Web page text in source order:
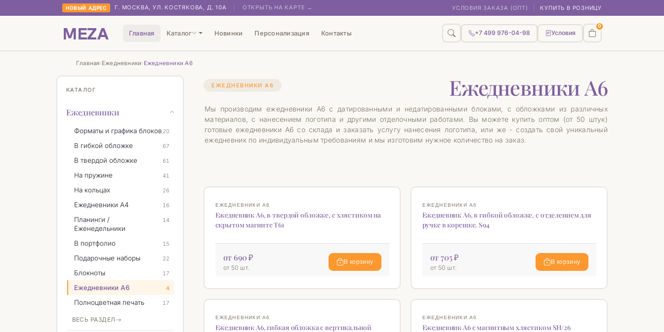
НОВЫЙ АДРЕС Г. МОСКВА, УЛ. КОСТЯКОВА, Д. 10А ОТКРЫТЬ НА КАРТЕ → УСЛОВИЯ ЗАКАЗА (ОПТ) КУПИТЬ В РОЗНИЦУ
MEZA Главная Каталог Новинки Персонализация Контакты +7 499 976-04-98 Условия
0
Главная›Ежедневники› Ежедневники А6
КАТАЛОГ
Ежедневники
Форматы и графика блоков 20
В гибкой обложке 67
В твердой обложке 61
На пружине 41
На кольцах 26
Ежедневники А4 16
Планинги /
Еженедельники
14
В портфолио 15
Подарочные наборы 22
Блокноты 17
Ежедневники А6 4
Полноцветная печать 17
ВЕСЬ РАЗДЕЛ
ЕЖЕДНЕВНИКИ А6 Ежедневники А6
Мы производим ежедневники А6 с датированными и недатированными блоками, с обложками из различных
материалов, с нанесением логотипа и другими отделочными работами. Вы можете купить оптом (от 50 штук)
готовые ежедневники А6 со склада и заказать услугу нанесения логотипа, или же - создать свой уникальный
ежедневник по индивидуальным требованиям и мы изготовим нужное количество на заказ.
ЕЖЕДНЕВНИКИ А6
Ежедневник А6, в твердой обложке, с хлястиком на
скрытом магните T61
от 690 ₽
от 50 шт.
В корзину
ЕЖЕДНЕВНИКИ А6
Ежедневник А6, в гибкой обложке, с отделением для
ручке в корешке. S94
от 705 ₽
от 50 шт.
В корзину
ЕЖЕДНЕВНИКИ А6
Ежедневник А6, гибкая обложка с вертикальной
ЕЖЕДНЕВНИКИ А6
Ежедневник А6 с магнитным хлястиком SH/26